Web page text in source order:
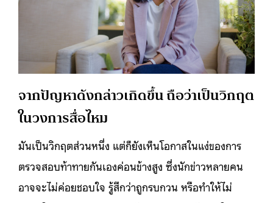
จากปัญหาดังกล่าวเกิดขึ้น ถือว่าเป็นวิกฤต
ในวงการสื่อไหม
มันเป็นวิกฤตส่วนหนึ่ง แต่ก็ยังเห็นโอกาสในแง่ของการ
ตรวจสอบท้าทายกันเองค่อนข้างสูง ซึ่งนักข่าวหลายคน
อาจจะไม่ค่อยชอบใจ รู้สึกว่าถูกรบกวน หรือทำให้ไม่